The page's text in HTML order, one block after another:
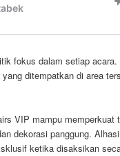
fokus dalam setiap
ditempatkan di area
VIP mampu memperkuat
dekorasi panggung.
ketika disaksikan